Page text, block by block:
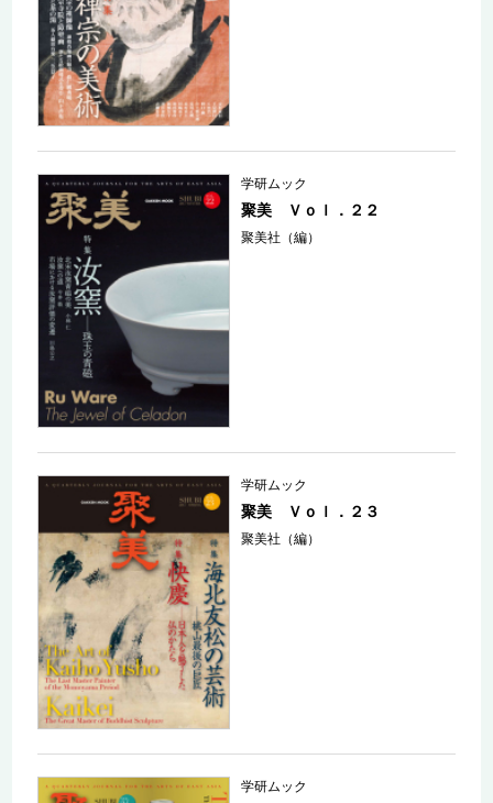
学研ムック
聚美 Ｖｏｌ．２２
聚美社（編）
学研ムック
聚美 Ｖｏｌ．２３
聚美社（編）
学研ムック